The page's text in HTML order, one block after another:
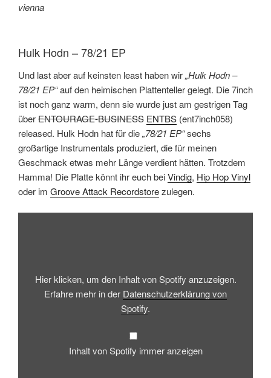
vienna
Hulk Hodn – 78/21 EP
Und last aber auf keinsten least haben wir„Hulk Hodn –
78/21 EP“auf den heimischen Plattenteller gelegt. Die 7inch
ist noch ganz warm, denn sie wurde just am gestrigen Tag
überENTOURAGE-BUSINESS ENTBS (ent7inch058)
released. Hulk Hodn hat für die„78/21 EP“sechs
großartige Instrumentals produziert, die für meinen
Geschmack etwas mehr Länge verdient hätten. Trotzdem
Hamma! Die Platte könnt ihr euch beiVindig, Hip Hop Vinyl
oder im Groove Attack Recordstorezulegen.
„Spotify
Hier klicken, um den Inhalt von Spotify anzuzeigen.
Erfahre mehr in der Datenschutzerklärung von
Spotify.
Inhalt von Spotify immer anzeigen